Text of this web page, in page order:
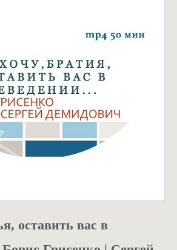
оставить вас в